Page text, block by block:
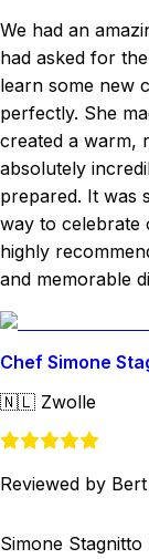
We had an
had asked for
learn some new
perfectly. She
created a warm,
absolutely
prepared. It was
way to celebrate
highly
and memorable
Chef Simone
🇳🇱 Zwolle
Reviewed by
Simone